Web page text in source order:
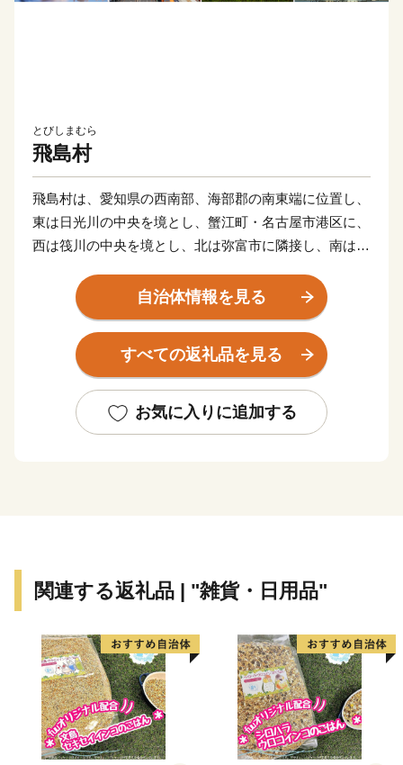
とびしまむら
飛島村
飛島村は、愛知県の西南部、海部郡の南東端に位置し、
東は日光川の中央を境とし、蟹江町・名古屋市港区に、
西は筏川の中央を境とし、北は弥富市に隣接し、南は伊
全体の面積は約22.43ｋ㎡と小さな村ですが、北部は農
村地帯、南部は臨海工業地帯となっており、昔ながらの
田園風景と、名古屋港を中心とした貿易の拠点としての
機能が共存している村です。
の栽培が盛んに行われています。また、一部では金魚の
養殖も行われています。
・返礼品の送付は、飛島村外にお住まいの方に限らせて
・寄附につきましては、年度内の回数制限は現在設けて
おりません。
・返礼品のお届けには1～2ヶ月程度かかることがありま
す。
・返礼品の写真はイメージです。
自治体情報を見る
すべての返礼品を見る
お気に入りに追加する
関連する返礼品 | "雑貨・日用品"